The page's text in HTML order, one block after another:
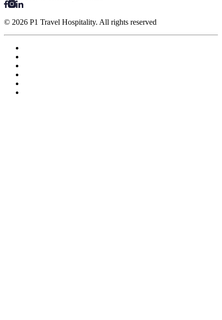
© 2026 P1 Travel Hospitality. All rights reserved